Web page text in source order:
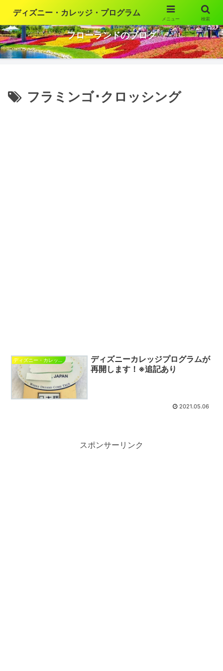
ウォルト・ディズニー・ワールドの魅力を語ります
フローランドのブログ
フラミンゴ･クロッシング
ディズニー・カレッジ・プログラム
ディズニーカレッジプログラムが
再開します！※追記あり
2021.05.06
スポンサーリンク
ディズニー・カレッジ・プログラム
メニュー 検索